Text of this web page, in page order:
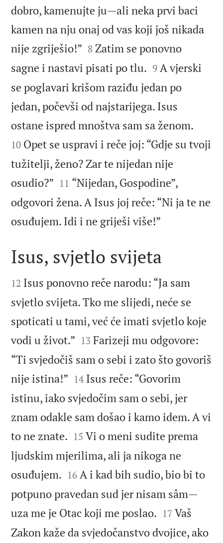
dobro, kamenujte ju—ali neka prvi baci
kamen na nju onaj od vas koji još nikada
nije zgriješio!” 

8 Zatim se ponovno
sagne i nastavi pisati po tlu. 

9 A vjerski
se poglavari krišom raziđu jedan po
jedan, počevši od najstarijega. Isus
ostane ispred mnoštva sam sa ženom.
10 Opet se uspravi i reče joj: “Gdje su tvoji
tužitelji, ženo? Zar te nijedan nije
osudio?” 

11 “Nijedan, Gospodine”,
odgovori žena. A Isus joj reče: “Ni ja te ne
osuđujem. Idi i ne griješi više!”

Isus, svjetlo svijeta

12 Isus ponovno reče narodu: “Ja sam
svjetlo svijeta. Tko me slijedi, neće se
spoticati u tami, već će imati svjetlo koje
vodi u život.” 

13 Farizeji mu odgovore:
“Ti svjedočiš sam o sebi i zato što govoriš
nije istina!” 

14 Isus reče: “Govorim
istinu, iako svjedočim sam o sebi, jer
znam odakle sam došao i kamo idem. A vi
to ne znate. 

15 Vi o meni sudite prema
ljudskim mjerilima, ali ja nikoga ne
osuđujem. 

16 A i kad bih sudio, bio bi to
potpuno pravedan sud jer nisam sâm—
uza me je Otac koji me poslao. 

17 Vaš
Zakon kaže da svjedočanstvo dvojice, ako